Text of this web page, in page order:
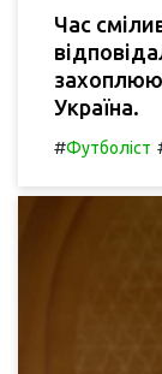
Час
Україна.
#Футболіст